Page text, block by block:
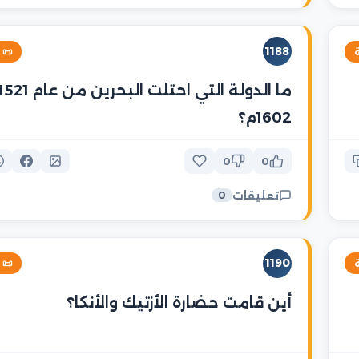
1188
📜
1602م؟
0
0
تعليقات 0
1190
📜
أين قامت حضارة الأزتيك والأنكا؟